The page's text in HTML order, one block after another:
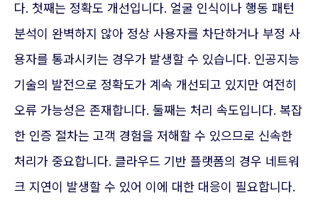
다. 첫째는 정확도 개선입니다. 얼굴 인식이나 행동 패턴
분석이 완벽하지 않아 정상 사용자를 차단하거나 부정 사
용자를 통과시키는 경우가 발생할 수 있습니다. 인공지능
기술의 발전으로 정확도가 계속 개선되고 있지만 여전히
오류 가능성은 존재합니다. 둘째는 처리 속도입니다. 복잡
한 인증 절차는 고객 경험을 저해할 수 있으므로 신속한
처리가 중요합니다. 클라우드 기반 플랫폼의 경우 네트워
크 지연이 발생할 수 있어 이에 대한 대응이 필요합니다.